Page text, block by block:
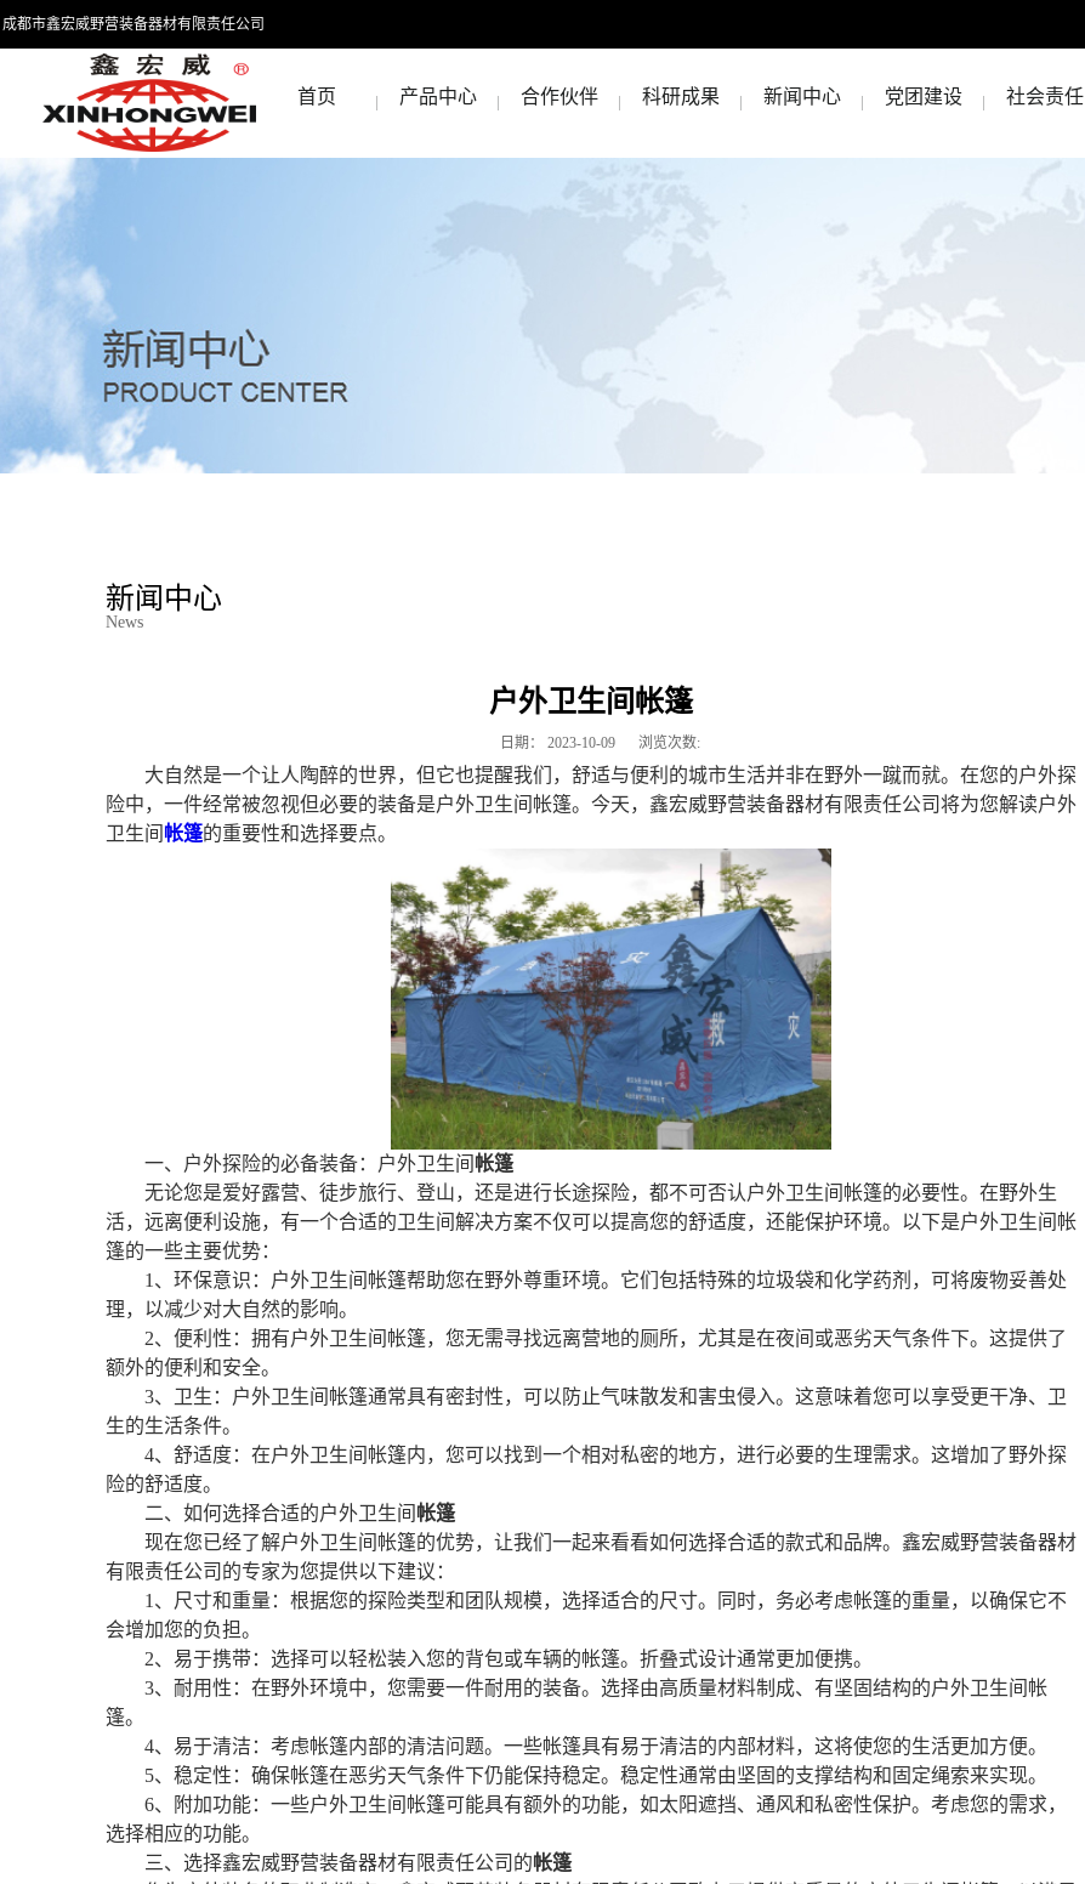
成都市鑫宏威野营装备器材有限责任公司
首页 产品中心 合作伙伴 科研成果 新闻中心 党团建设 社会责任
新闻中心
News
户外卫生间帐篷
日期： 2023-10-09 浏览次数:
大自然是一个让人陶醉的世界，但它也提醒我们，舒适与便利的城市生活并非在野外一蹴而就。在您的户外探
险中，一件经常被忽视但必要的装备是户外卫生间帐篷。今天，鑫宏威野营装备器材有限责任公司将为您解读户外
卫生间 帐篷的重要性和选择要点。
一、户外探险的必备装备：户外卫生间 帐篷
无论您是爱好露营、徒步旅行、登山，还是进行长途探险，都不可否认户外卫生间帐篷的必要性。在野外生
活，远离便利设施，有一个合适的卫生间解决方案不仅可以提高您的舒适度，还能保护环境。以下是户外卫生间帐
篷的一些主要优势：
1、环保意识：户外卫生间帐篷帮助您在野外尊重环境。它们包括特殊的垃圾袋和化学药剂，可将废物妥善处
理，以减少对大自然的影响。
2、便利性：拥有户外卫生间帐篷，您无需寻找远离营地的厕所，尤其是在夜间或恶劣天气条件下。这提供了
额外的便利和安全。
3、卫生：户外卫生间帐篷通常具有密封性，可以防止气味散发和害虫侵入。这意味着您可以享受更干净、卫
生的生活条件。
4、舒适度：在户外卫生间帐篷内，您可以找到一个相对私密的地方，进行必要的生理需求。这增加了野外探
险的舒适度。
二、如何选择合适的户外卫生间 帐篷
现在您已经了解户外卫生间帐篷的优势，让我们一起来看看如何选择合适的款式和品牌。鑫宏威野营装备器材
有限责任公司的专家为您提供以下建议：
1、尺寸和重量：根据您的探险类型和团队规模，选择适合的尺寸。同时，务必考虑帐篷的重量，以确保它不
会增加您的负担。
2、易于携带：选择可以轻松装入您的背包或车辆的帐篷。折叠式设计通常更加便携。
3、耐用性：在野外环境中，您需要一件耐用的装备。选择由高质量材料制成、有坚固结构的户外卫生间帐
篷。
4、易于清洁：考虑帐篷内部的清洁问题。一些帐篷具有易于清洁的内部材料，这将使您的生活更加方便。
5、稳定性：确保帐篷在恶劣天气条件下仍能保持稳定。稳定性通常由坚固的支撑结构和固定绳索来实现。
6、附加功能：一些户外卫生间帐篷可能具有额外的功能，如太阳遮挡、通风和私密性保护。考虑您的需求，
选择相应的功能。
三、选择鑫宏威野营装备器材有限责任公司的帐篷